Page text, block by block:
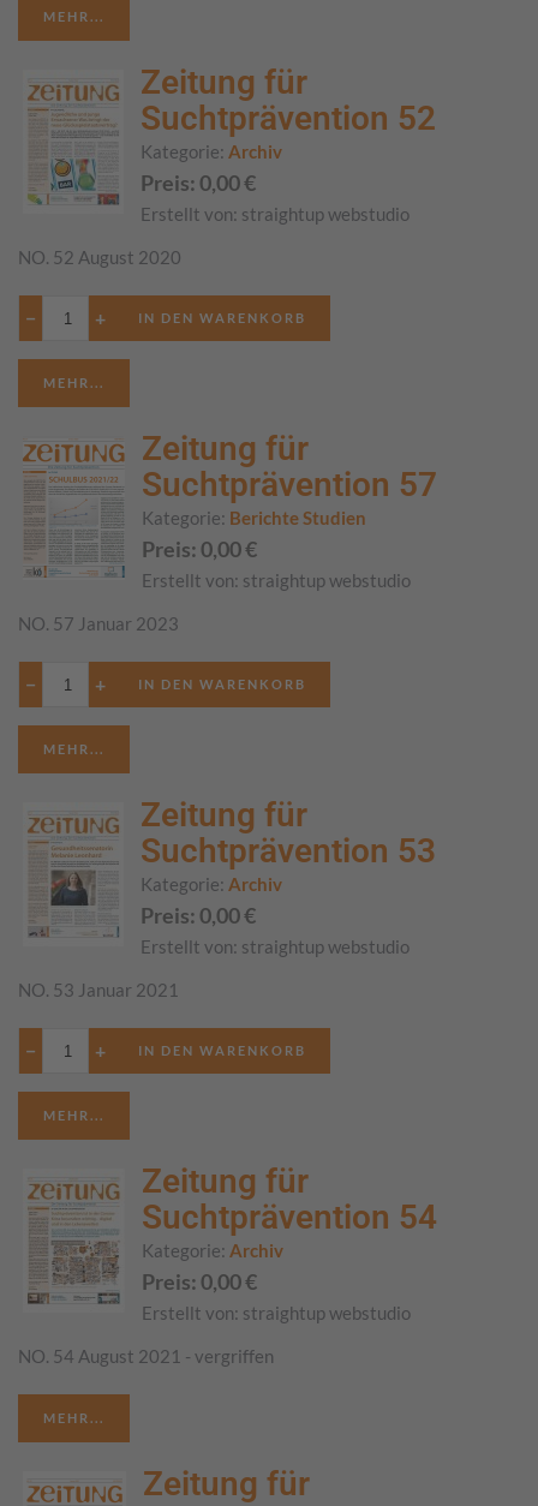
MEHR...
Zeitung für
Suchtprävention 52
Kategorie: Archiv
Preis: 0,00€
Erstellt von: straightup webstudio
NO. 52 August 2020
− +
MEHR...
Zeitung für
Suchtprävention 57
Kategorie: Berichte Studien
Preis: 0,00€
Erstellt von: straightup webstudio
NO. 57 Januar 2023
− +
MEHR...
Zeitung für
Suchtprävention 53
Kategorie: Archiv
Preis: 0,00€
Erstellt von: straightup webstudio
NO. 53 Januar 2021
− +
MEHR...
Zeitung für
Suchtprävention 54
Kategorie: Archiv
Preis: 0,00€
Erstellt von: straightup webstudio
NO. 54 August 2021 - vergriffen
MEHR...
Zeitung für